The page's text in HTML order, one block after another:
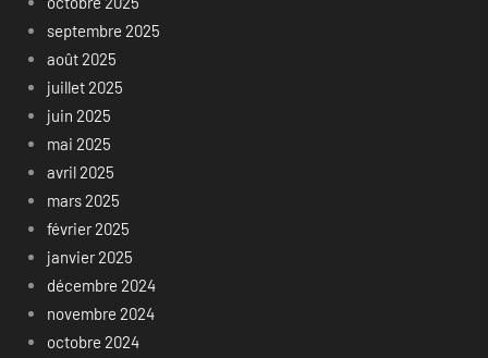
septembre 2025
août 2025
juillet 2025
juin 2025
mai 2025
avril 2025
mars 2025
février 2025
janvier 2025
décembre 2024
novembre 2024
octobre 2024